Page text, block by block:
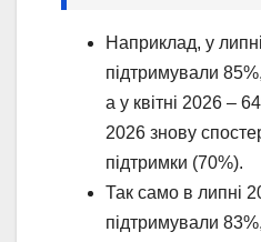
Наприклад, у
підтримували
а у квітні 2026 –
2026 знову
підтримки (70%).
Так само в липні
підтримували